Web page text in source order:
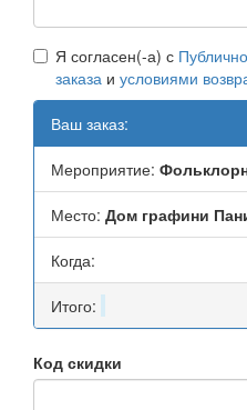
Я согласен(-а) с
заказа и условиями
Ваш заказ:
Мероприятие:
Место: Дом графини
Когда:
Итого:
Код скидки